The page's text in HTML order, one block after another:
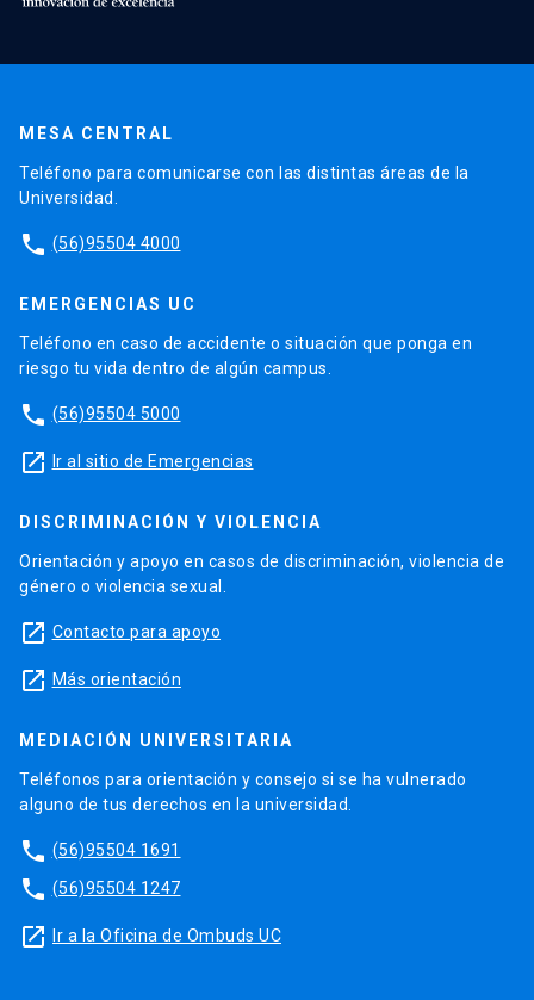
MESA CENTRAL
Teléfono para comunicarse con las distintas áreas de la
Universidad.
phone (56)95504 4000
EMERGENCIAS UC
Teléfono en caso de accidente o situación que ponga en
riesgo tu vida dentro de algún campus.
phone (56)95504 5000
launch Ir al sitio de Emergencias
DISCRIMINACIÓN Y VIOLENCIA
Orientación y apoyo en casos de discriminación, violencia de
género o violencia sexual.
launch Contacto para apoyo
launch Más orientación
MEDIACIÓN UNIVERSITARIA
Teléfonos para orientación y consejo si se ha vulnerado
alguno de tus derechos en la universidad.
phone (56)95504 1691
phone (56)95504 1247
launch Ir a la Oficina de Ombuds UC